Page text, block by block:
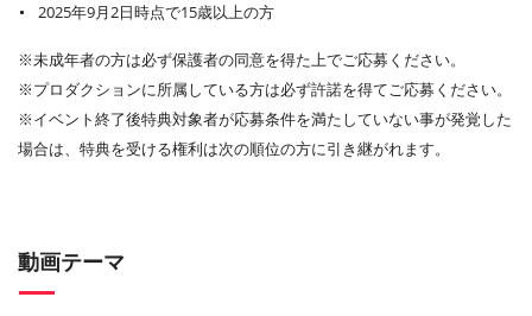
2025年9月2日時点で15歳以上の方
※未成年者の方は必ず保護者の同意を得た上でご応募ください。
※プロダクションに所属している方は必ず許諾を得てご応募ください。
※イベント終了後特典対象者が応募条件を満たしていない事が発覚した
場合は、特典を受ける権利は次の順位の方に引き継がれます。
動画テーマ